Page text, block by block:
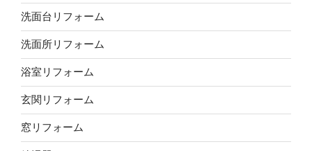
洗面台リフォーム
洗面所リフォーム
浴室リフォーム
玄関リフォーム
窓リフォーム